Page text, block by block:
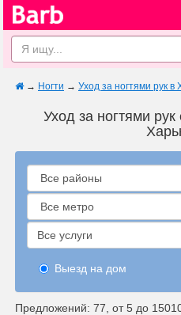
→ Ногти → Уход за ногтями рук в
Уход за ногтями
Все услуги
Выезд на дом
Предложений: 77, от 5 до